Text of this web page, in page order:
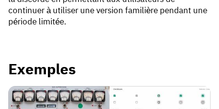
continuer à utiliser une version familière pendant une
période limitée.
Exemples